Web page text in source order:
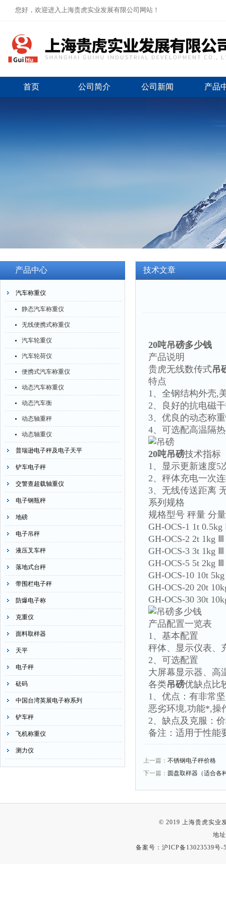
您好，欢迎进入上海贵虎实业发展有限公司网站！
首页 公司简介 公司新闻 产品
产品中心
汽车称重仪
静态汽车称重仪
无线便携式称重仪
汽车轮重仪
汽车轮荷仪
便携式汽车称重仪
动态汽车称重仪
动态汽车衡
动态轴重秤
动态轴重仪
普瑞逊电子秤及电子天平
铲车电子秤
交警查超载轴重仪
电子钢瓶秤
地磅
电子吊秤
液压叉车秤
落地式台秤
带围栏电子秤
防爆电子称
克重仪
面料取样器
天平
电子秤
砝码
中国台湾英展电子称系列
铲车秤
飞机称重仪
测力仪
技术文章
20吨吊磅多少钱
产品说明
贵虎无线数传式吊
特点
1、全钢结构外壳,
2、良好的抗电磁
3、优良的动态称
4、可选配高温隔
20吨吊磅技术指标
1、显示更新速度5
2、秤体充电一次
3、无线传送距离
系列规格
规格型号 秤量 分
GH-OCS-1 1t 0.5kg
GH-OCS-2 2t 1kg Ⅲ
GH-OCS-3 3t 1kg Ⅲ
GH-OCS-5 5t 2kg Ⅲ
GH-OCS-10 10t
GH-OCS-20 20t
GH-OCS-30 30t
产品配置一览表
1、基本配置
秤体、显示仪表、
2、可选配置
大屏幕显示器、高
各类吊磅优缺点比
1、优点：有非常
恶劣环境,功能*,操
2、缺点及克服：
备注：适用于性能
上一篇： 不锈钢电子秤价格
下一篇： 圆盘取样器（适合各
© 2019 上海贵虎实业
地
备案号：沪ICP备13023539号-